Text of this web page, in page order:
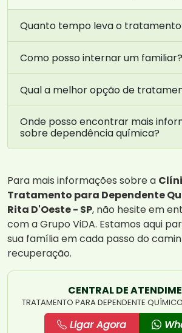
Quanto tempo leva o
Como posso internar um familiar?
Qual a melhor opção de
Onde posso encontrar mais
sobre dependência química?
Para mais informações sobre a
Tratamento para Dependente
Rita D'Oeste - SP, não hesite em
com a Grupo ViDA. Estamos aqui
sua família em cada passo do
recuperação.
CENTRAL DE
TRATAMENTO PARA DEPENDENTE
Ligar Agora